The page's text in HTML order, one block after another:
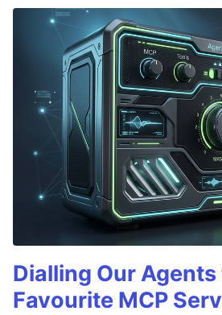
Dialling Our Agents
Favourite MCP